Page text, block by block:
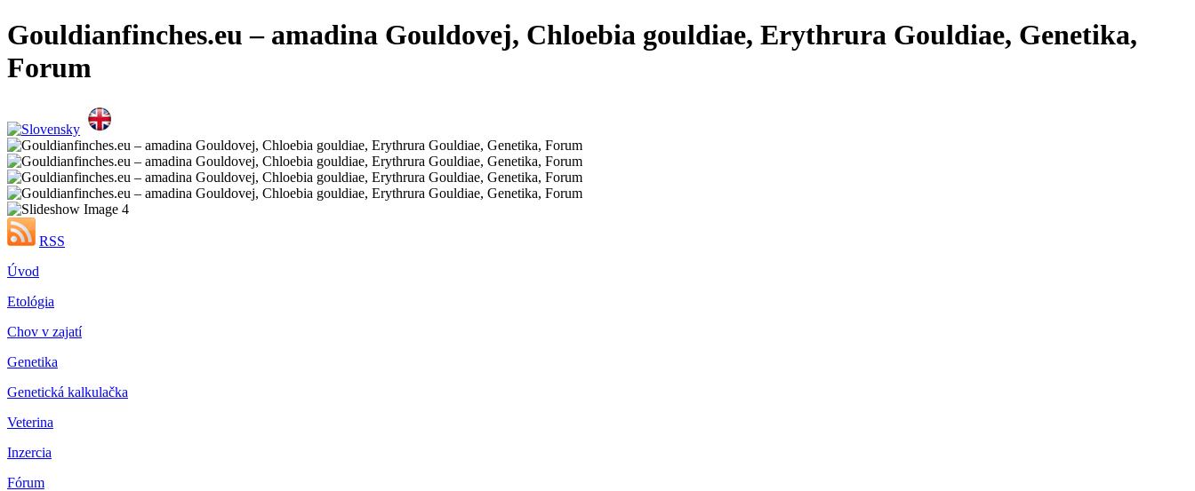
Gouldianfinches.eu – amadina Gouldovej, Chloebia gouldiae, Erythrura Gouldiae, Genetika,
Forum
RSS
Úvod
Etológia
Chov v zajatí
Genetika
Genetická kalkulačka
Veterina
Inzercia
Fórum